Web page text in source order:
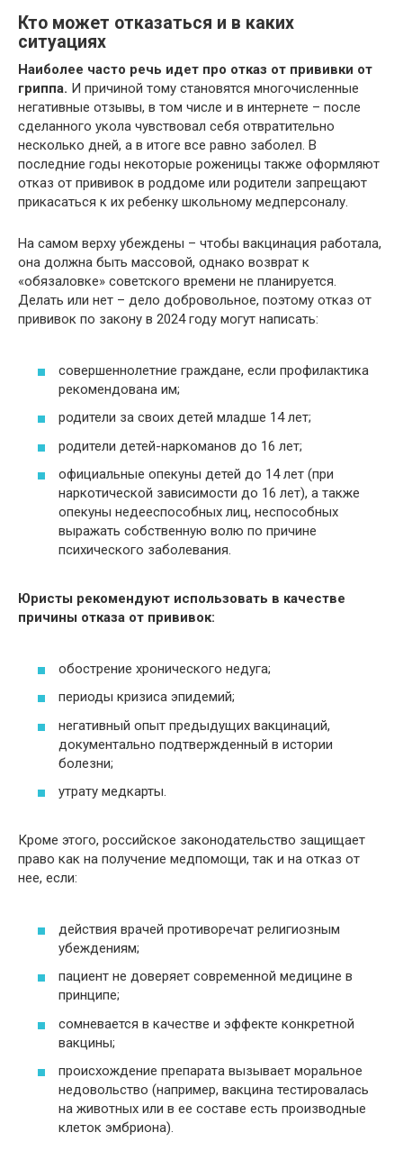
Кто может отказаться и в каких
ситуациях
Наиболее часто речь идет про отказ от прививки от
гриппа. И причиной тому становятся многочисленные
негативные отзывы, в том числе и в интернете – после
сделанного укола чувствовал себя отвратительно
несколько дней, а в итоге все равно заболел. В
последние годы некоторые роженицы также оформляют
отказ от прививок в роддоме или родители запрещают
прикасаться к их ребенку школьному медперсоналу.
На самом верху убеждены – чтобы вакцинация работала,
она должна быть массовой, однако возврат к
«обязаловке» советского времени не планируется.
Делать или нет – дело добровольное, поэтому отказ от
прививок по закону в 2024 году могут написать:
совершеннолетние граждане, если профилактика
рекомендована им;
родители за своих детей младше 14 лет;
родители детей-наркоманов до 16 лет;
официальные опекуны детей до 14 лет (при
наркотической зависимости до 16 лет), а также
опекуны недееспособных лиц, неспособных
выражать собственную волю по причине
психического заболевания.
Юристы рекомендуют использовать в качестве
причины отказа от прививок:
обострение хронического недуга;
периоды кризиса эпидемий;
негативный опыт предыдущих вакцинаций,
документально подтвержденный в истории
болезни;
утрату медкарты.
Кроме этого, российское законодательство защищает
право как на получение медпомощи, так и на отказ от
нее, если:
действия врачей противоречат религиозным
убеждениям;
пациент не доверяет современной медицине в
принципе;
сомневается в качестве и эффекте конкретной
вакцины;
происхождение препарата вызывает моральное
недовольство (например, вакцина тестировалась
на животных или в ее составе есть производные
клеток эмбриона).